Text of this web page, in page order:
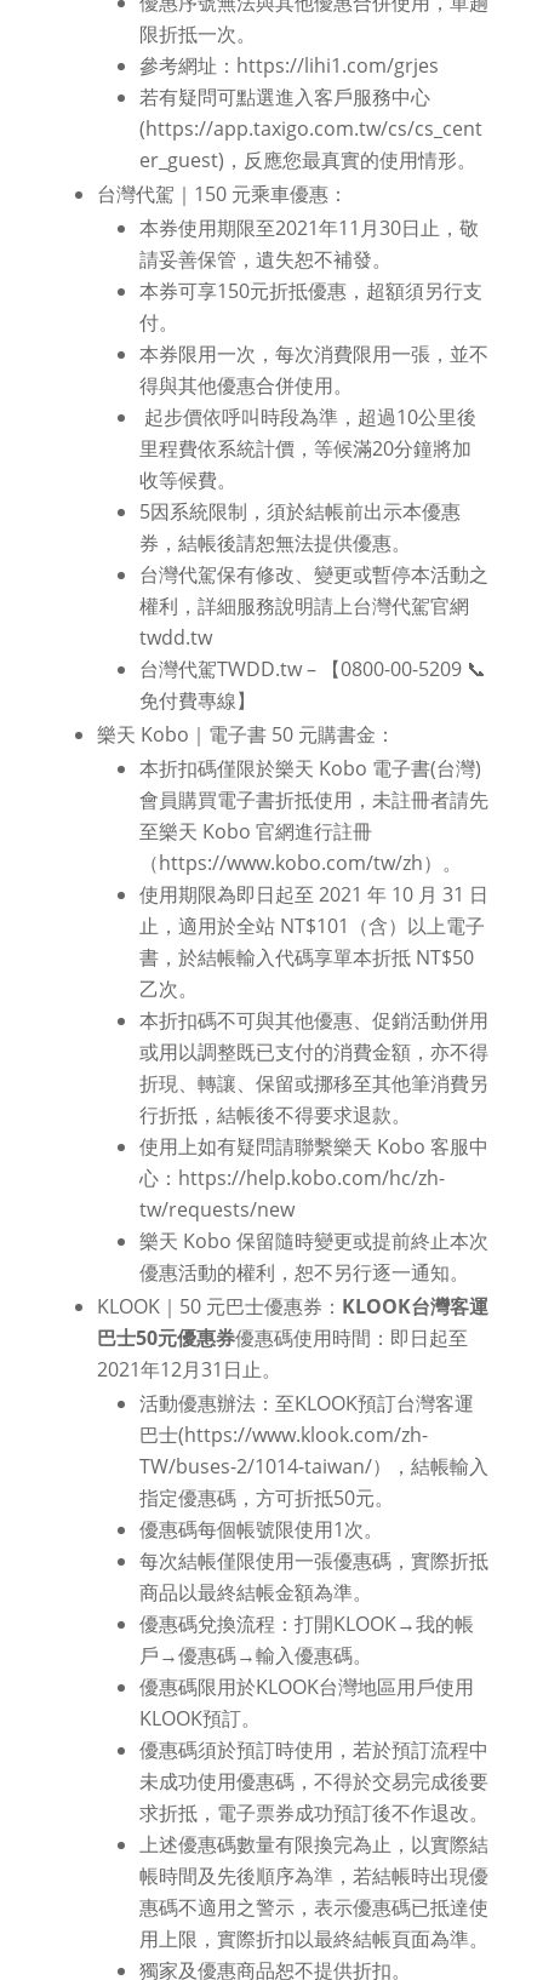
限折抵一次。
參考網址：https://lihi1.com/grjes
若有疑問可點選進入客戶服務中心
(https://app.taxigo.com.tw/cs/cs_cent
er_guest)，反應您最真實的使用情形。
台灣代駕｜150 元乘車優惠：
本券使用期限至2021年11月30日止，敬
請妥善保管，遺失恕不補發。
本券可享150元折抵優惠，超額須另行支
付。
本券限用一次，每次消費限用一張，並不
得與其他優惠合併使用。
起步價依呼叫時段為準，超過10公里後
里程費依系統計價，等候滿20分鐘將加
收等候費。
5因系統限制，須於結帳前出示本優惠
券，結帳後請恕無法提供優惠。
台灣代駕保有修改、變更或暫停本活動之
權利，詳細服務說明請上台灣代駕官網
twdd.tw
台灣代駕TWDD.tw – 【0800-00-5209 📞
免付費專線】
樂天 Kobo｜電子書 50 元購書金：
本折扣碼僅限於樂天 Kobo 電子書(台灣)
會員購買電子書折抵使用，未註冊者請先
至樂天 Kobo 官網進行註冊
（https://www.kobo.com/tw/zh）。
使用期限為即日起至 2021 年 10 月 31 日
止，適用於全站 NT$101（含）以上電子
書，於結帳輸入代碼享單本折抵 NT$50
乙次。
本折扣碼不可與其他優惠、促銷活動併用
或用以調整既已支付的消費金額，亦不得
折現、轉讓、保留或挪移至其他筆消費另
行折抵，結帳後不得要求退款。
使用上如有疑問請聯繫樂天 Kobo 客服中
心：https://help.kobo.com/hc/zh-
tw/requests/new
樂天 Kobo 保留隨時變更或提前終止本次
優惠活動的權利，恕不另行逐一通知。
KLOOK｜50 元巴士優惠券： KLOOK台灣客運
巴士50元優惠券優惠碼使用時間：即日起至
2021年12月31日止。
活動優惠辦法：至KLOOK預訂台灣客運
巴士(https://www.klook.com/zh-
TW/buses-2/1014-taiwan/），結帳輸入
指定優惠碼，方可折抵50元。
優惠碼每個帳號限使用1次。
每次結帳僅限使用一張優惠碼，實際折抵
商品以最終結帳金額為準。
優惠碼兌換流程：打開KLOOK→我的帳
戶→優惠碼→輸入優惠碼。
優惠碼限用於KLOOK台灣地區用戶使用
KLOOK預訂。
優惠碼須於預訂時使用，若於預訂流程中
未成功使用優惠碼，不得於交易完成後要
求折抵，電子票券成功預訂後不作退改。
上述優惠碼數量有限換完為止，以實際結
帳時間及先後順序為準，若結帳時出現優
惠碼不適用之警示，表示優惠碼已抵達使
用上限，實際折扣以最終結帳頁面為準。
獨家及優惠商品恕不提供折扣。